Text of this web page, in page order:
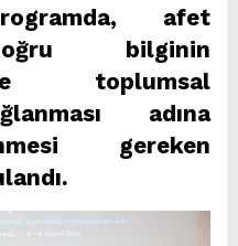
afet
bilginin
toplumsal
adına
gereken